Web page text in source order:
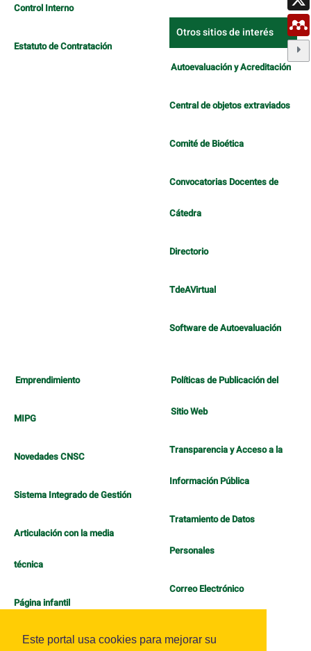
Este portal usa cookies para mejorar su
Control Interno
Estatuto de Contratación
Otros sitios de interés
Autoevaluación y Acreditación
Central de objetos extraviados
Comité de Bioética
Convocatorias Docentes de
Cátedra
Directorio
TdeAVirtual
Software de Autoevaluación
Emprendimiento
MIPG
Novedades CNSC
Sistema Integrado de Gestión
Articulación con la media
técnica
Página infantil
Políticas de Publicación del
Sitio Web
Transparencia y Acceso a la
Información Pública
Tratamiento de Datos
Personales
Correo Electrónico